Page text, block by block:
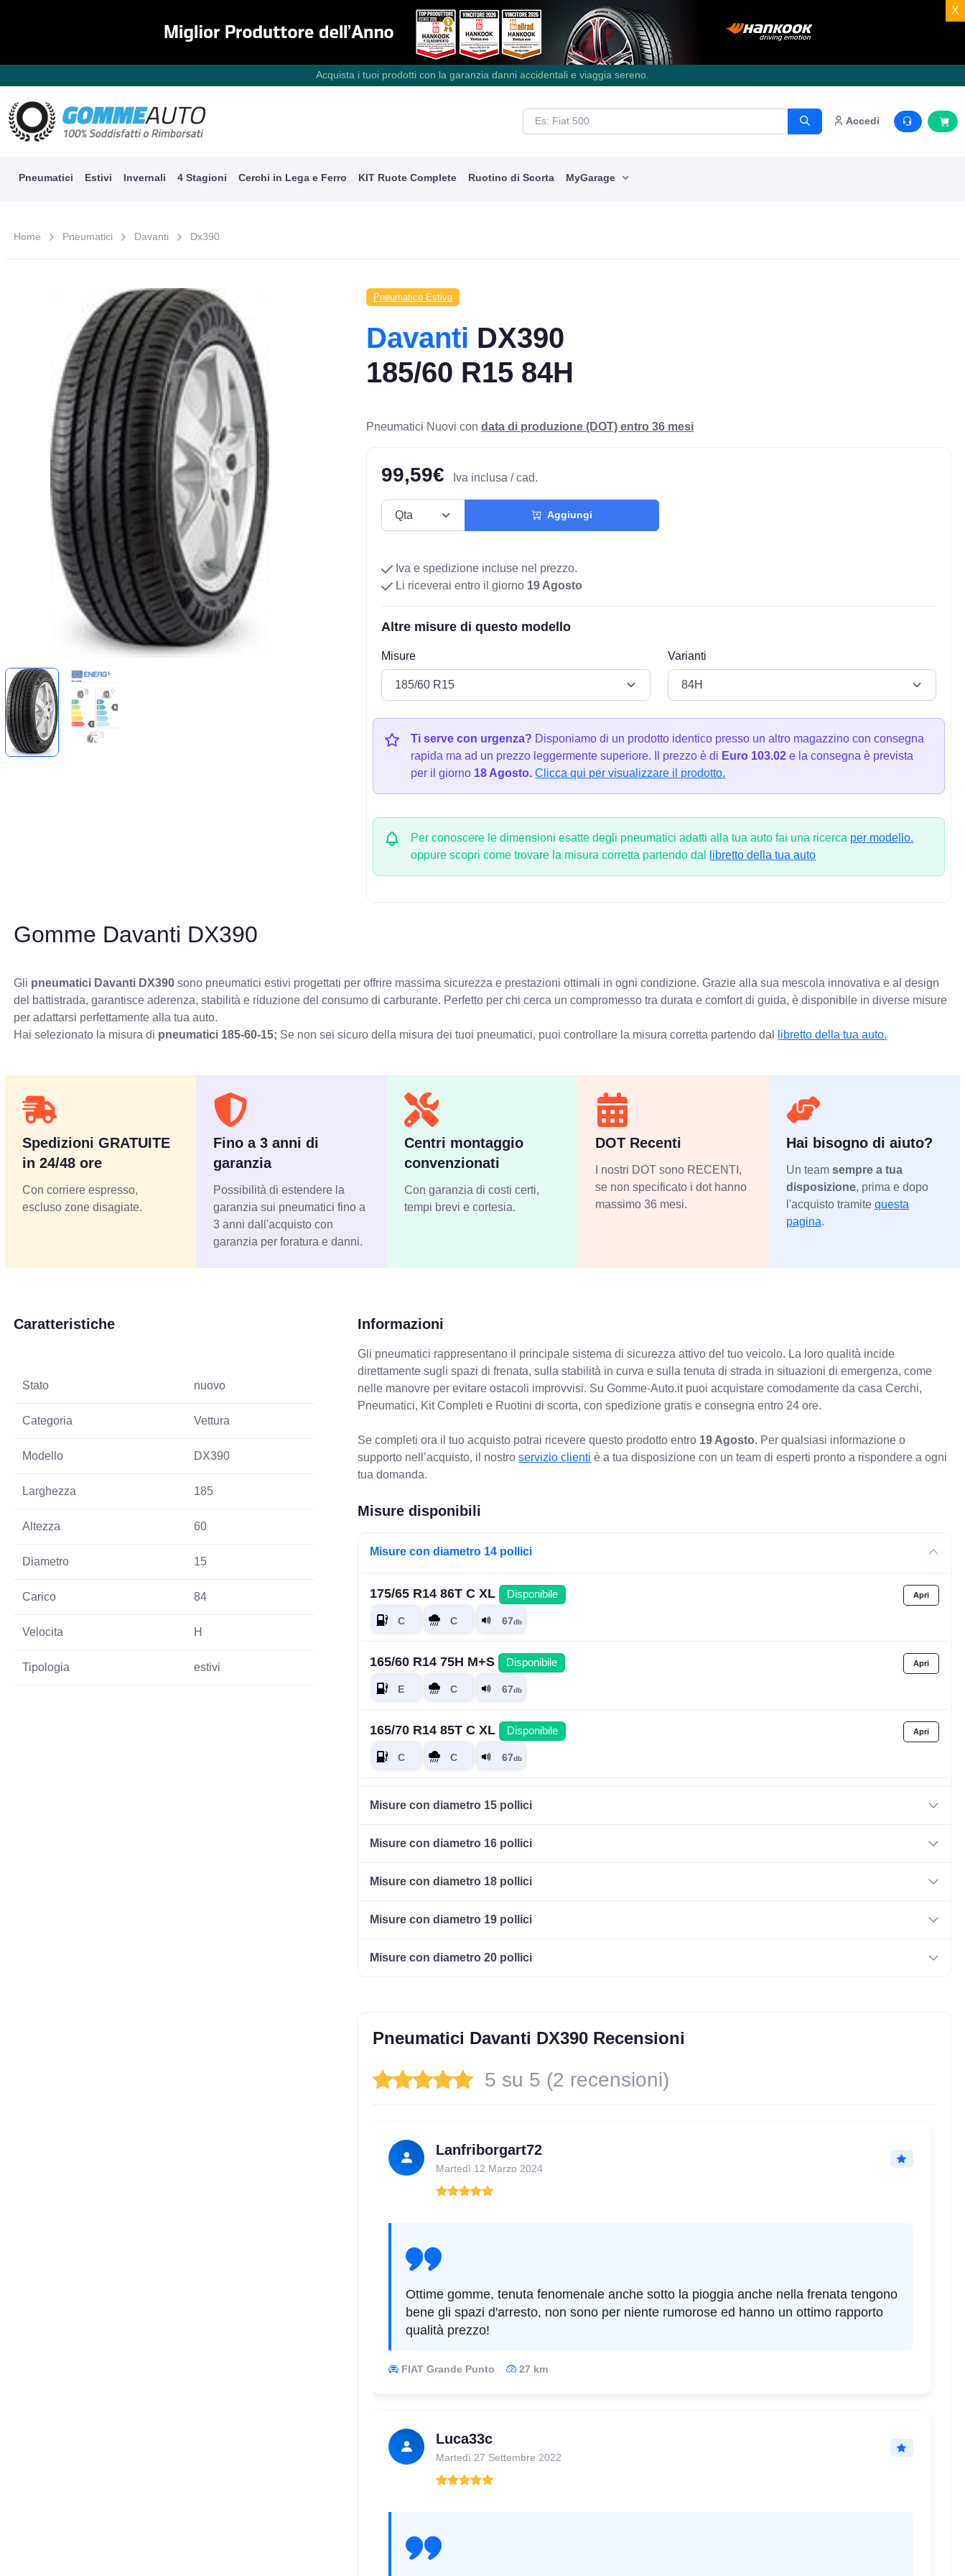
X
Acquista i tuoi prodotti con la garanzia danni accidentali e viaggia sereno.
Accedi
Pneumatici Estivi Invernali 4 Stagioni Cerchi in Lega e Ferro KIT Ruote Complete Ruotino di Scorta MyGarage
Home Pneumatici Davanti Dx390
Pneumatico Estivo
Davanti DX390
185/60 R15 84H
Pneumatici Nuovi condata di produzione (DOT) entro 36 mesi
99,59€ Iva inclusa / cad.
Aggiungi
Iva e spedizione incluse nel prezzo.
Li riceverai entro il giorno 19 Agosto
Altre misure di questo modello
Misure Varianti
Ti serve con urgenza? Disponiamo di un prodotto identico presso un altro magazzino con consegna
rapida ma ad un prezzo leggermente superiore. Il prezzo è di Euro 103.02 e la consegna è prevista
per il giorno 18 Agosto. Clicca qui per visualizzare il prodotto.
Per conoscere le dimensioni esatte degli pneumatici adatti alla tua auto fai una ricerca per modello.
oppure scopri come trovare la misura corretta partendo dal
libretto della tua auto
Gomme Davanti DX390
Gli pneumatici Davanti DX390 sono pneumatici estivi progettati per offrire massima sicurezza e prestazioni ottimali in ogni condizione. Grazie alla sua mescola innovativa e al design
del battistrada, garantisce aderenza, stabilità e riduzione del consumo di carburante. Perfetto per chi cerca un compromesso tra durata e comfort di guida, è disponibile in diverse misure
per adattarsi perfettamente alla tua auto.
Hai selezionato la misura di pneumatici 185-60-15; Se non sei sicuro della misura dei tuoi pneumatici, puoi controllare la misura corretta partendo dal libretto della tua auto.
Spedizioni GRATUITE
in 24/48 ore
Con corriere espresso,
escluso zone disagiate.
Fino a 3 anni di
garanzia
Possibilità di estendere la
garanzia sui pneumatici fino a
3 anni dall'acquisto con
garanzia per foratura e danni.
Centri montaggio
convenzionati
Con garanzia di costi certi,
tempi brevi e cortesia.
DOT Recenti
I nostri DOT sono RECENTI,
se non specificato i dot hanno
massimo 36 mesi.
Hai bisogno di aiuto?
Un team sempre a tua
disposizione, prima e dopo
l'acquisto tramite questa
pagina.
Caratteristiche
Stato nuovo
Categoria Vettura
Modello DX390
Larghezza 185
Altezza 60
Diametro 15
Carico 84
Velocita H
Tipologia estivi
Informazioni
Gli pneumatici rappresentano il principale sistema di sicurezza attivo del tuo veicolo. La loro qualità incide
direttamente sugli spazi di frenata, sulla stabilità in curva e sulla tenuta di strada in situazioni di emergenza, come
nelle manovre per evitare ostacoli improvvisi. Su Gomme-Auto.it puoi acquistare comodamente da casa Cerchi,
Pneumatici, Kit Completi e Ruotini di scorta, con spedizione gratis e consegna entro 24 ore.
Se completi ora il tuo acquisto potrai ricevere questo prodotto entro 19 Agosto. Per qualsiasi informazione o
supporto nell’acquisto, il nostroservizio clienti è a tua disposizione con un team di esperti pronto a rispondere a ogni
tua domanda.
Misure disponibili
Misure con diametro 14 pollici
175/65 R14 86T C XL Disponibile
165/60 R14 75H M+S Disponibile
165/70 R14 85T C XL Disponibile
175/65 R14 82H Disponibile
185/60 R14 82H M+S Disponibile
185/65 R14 86H M+S
Misure con diametro 15 pollici
Misure con diametro 16 pollici
Misure con diametro 18 pollici
Misure con diametro 19 pollici
Misure con diametro 20 pollici
Pneumatici Davanti DX390 Recensioni
5 su 5 (2 recensioni)
Lanfriborgart72
Martedì 12 Marzo 2024
Ottime gomme, tenuta fenomenale anche sotto la pioggia anche nella frenata tengono
bene gli spazi d'arresto, non sono per niente rumorose ed hanno un ottimo rapporto
qualità prezzo!
FIAT Grande Punto 27 km
Luca33c
Martedì 27 Settembre 2022